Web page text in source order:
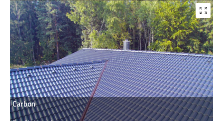
Carbon